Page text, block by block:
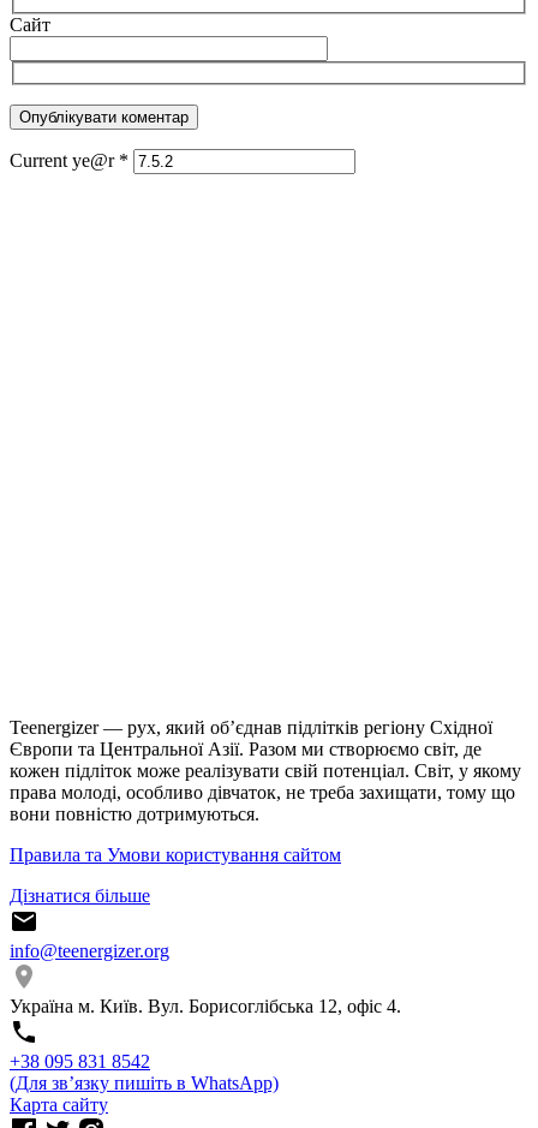
Сайт
Current ye@r *
Teenergizer — рух, який об’єднав підлітків регіону Східної
Європи та Центральної Азії. Разом ми створюємо світ, де
кожен підліток може реалізувати свій потенціал. Світ, у якому
права молоді, особливо дівчаток, не треба захищати, тому що
вони повністю дотримуються.
Правила та Умови користування сайтом
Дізнатися більше
info@teenergizer.org
Україна м. Київ. Вул. Борисоглібська 12, офіс 4.
⁨+38 095 831 8542⁩
(Для звʼязку пишіть в WhatsApp)
Карта сайту